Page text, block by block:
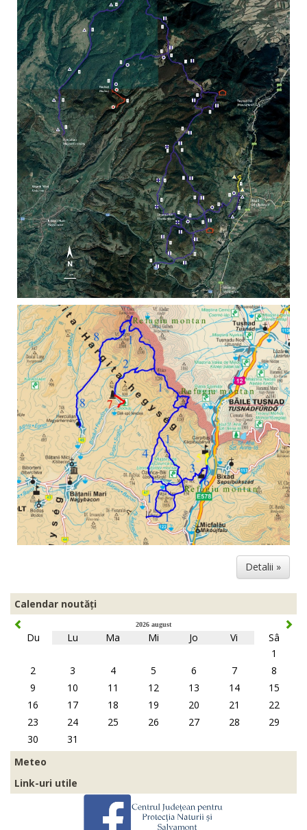
Detalii »
Calendar noutăți
2026 august
Du Lu Ma Mi Jo Vi
Sâ
1
2
3 4 5 6 7
8
9
10 11 12 13 14
15
16
17 18 19 20 21
22
23
24 25 26 27 28
29
30
31
Meteo
Link-uri utile